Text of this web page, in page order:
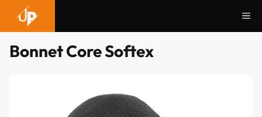
contenu
Bonnet Core Softex